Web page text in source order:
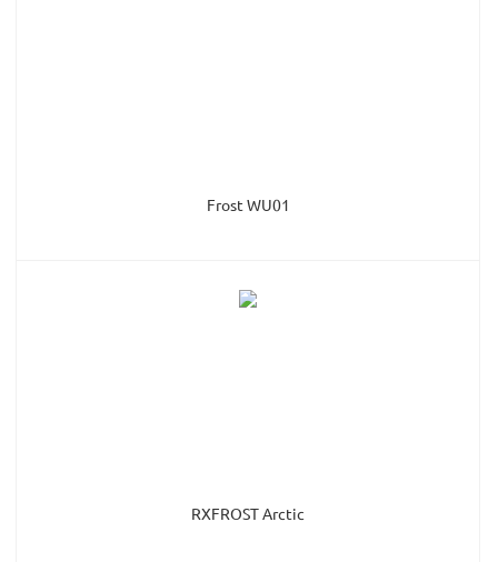
Frost WU01
RXFROST Arctic